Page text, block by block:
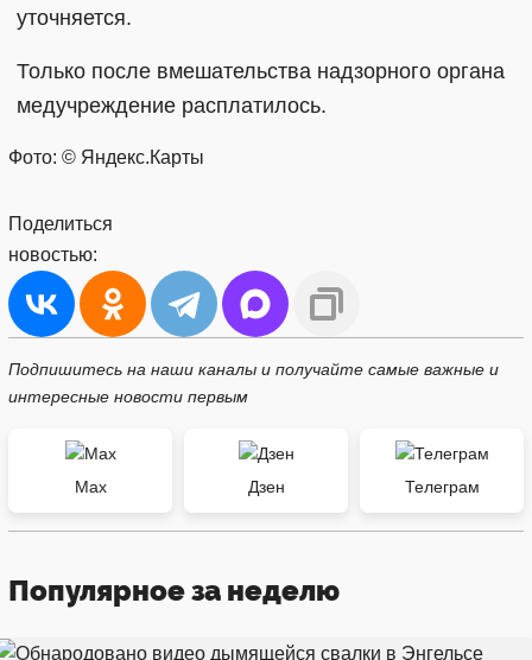
уточняется.
Только после вмешательства надзорного органа
медучреждение расплатилось.
Фото: © Яндекс.Карты
Поделиться
новостью:
Подпишитесь на наши каналы и получайте самые важные и
интересные новости первым
Max Дзен Телеграм
Популярное за неделю